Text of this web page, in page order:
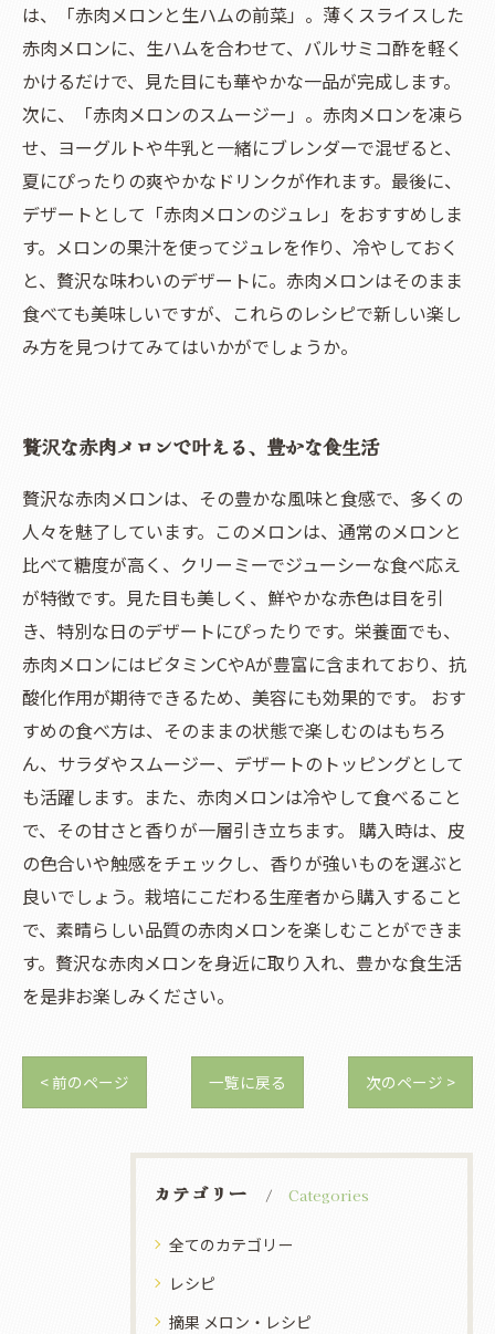
は、「赤肉メロンと生ハムの前菜」。薄くスライスした
赤肉メロンに、生ハムを合わせて、バルサミコ酢を軽く
かけるだけで、見た目にも華やかな一品が完成します。
次に、「赤肉メロンのスムージー」。赤肉メロンを凍ら
せ、ヨーグルトや牛乳と一緒にブレンダーで混ぜると、
夏にぴったりの爽やかなドリンクが作れます。最後に、
デザートとして「赤肉メロンのジュレ」をおすすめしま
す。メロンの果汁を使ってジュレを作り、冷やしておく
と、贅沢な味わいのデザートに。赤肉メロンはそのまま
食べても美味しいですが、これらのレシピで新しい楽し
み方を見つけてみてはいかがでしょうか。
贅沢な赤肉メロンで叶える、豊かな食生活
贅沢な赤肉メロンは、その豊かな風味と食感で、多くの
人々を魅了しています。このメロンは、通常のメロンと
比べて糖度が高く、クリーミーでジューシーな食べ応え
が特徴です。見た目も美しく、鮮やかな赤色は目を引
き、特別な日のデザートにぴったりです。栄養面でも、
赤肉メロンにはビタミンCやAが豊富に含まれており、抗
酸化作用が期待できるため、美容にも効果的です。 おす
すめの食べ方は、そのままの状態で楽しむのはもちろ
ん、サラダやスムージー、デザートのトッピングとして
も活躍します。また、赤肉メロンは冷やして食べること
で、その甘さと香りが一層引き立ちます。 購入時は、皮
の色合いや触感をチェックし、香りが強いものを選ぶと
良いでしょう。栽培にこだわる生産者から購入すること
で、素晴らしい品質の赤肉メロンを楽しむことができま
す。贅沢な赤肉メロンを身近に取り入れ、豊かな食生活
を是非お楽しみください。
< 前のページ 一覧に戻る 次のページ >
カテゴリー Categories
全てのカテゴリー
レシピ
摘果 メロン・レシピ